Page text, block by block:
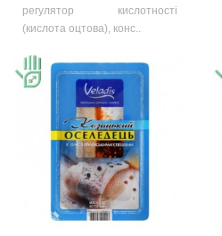
регулятор кислотності
(кислота оцтова), конс..